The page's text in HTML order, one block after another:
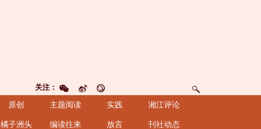
关注：
原创 主题阅读 实践 湘江评论
橘子洲头 编读往来 放言 刊社动态